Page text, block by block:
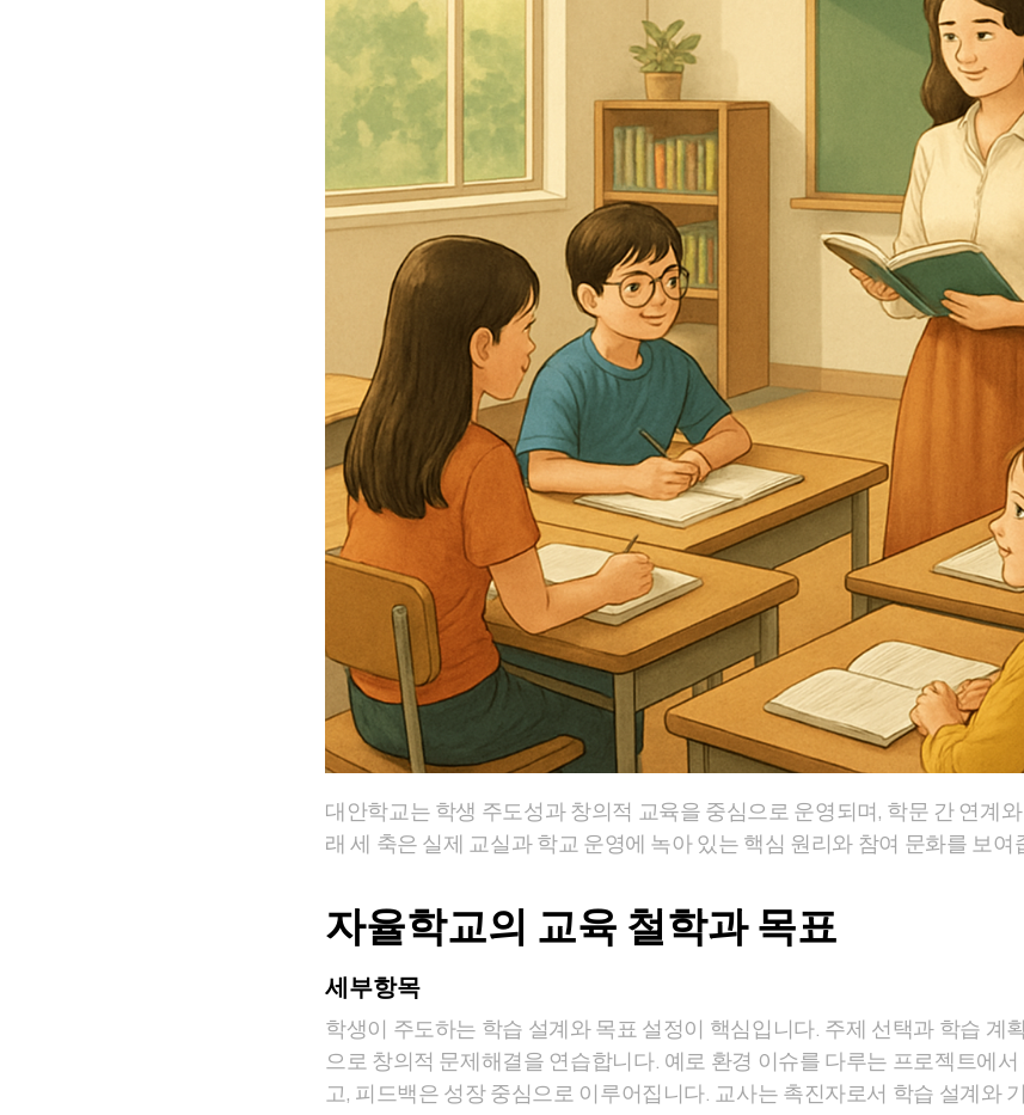
대안학교는 학생 주도성과 창의적 교육을 중심으로 운영되며, 학문 간 연계
래 세 축은 실제 교실과 학교 운영에 녹아 있는 핵심 원리와 참여 문화를 보여
자율학교의 교육 철학과 목표
세부항목
학생이 주도하는 학습 설계와 목표 설정이 핵심입니다. 주제 선택과 학습 계
으로 창의적 문제해결을 연습합니다. 예로 환경 이슈를 다루는 프로젝트에서
고, 피드백은 성장 중심으로 이루어집니다. 교사는 촉진자로서 학습 설계와